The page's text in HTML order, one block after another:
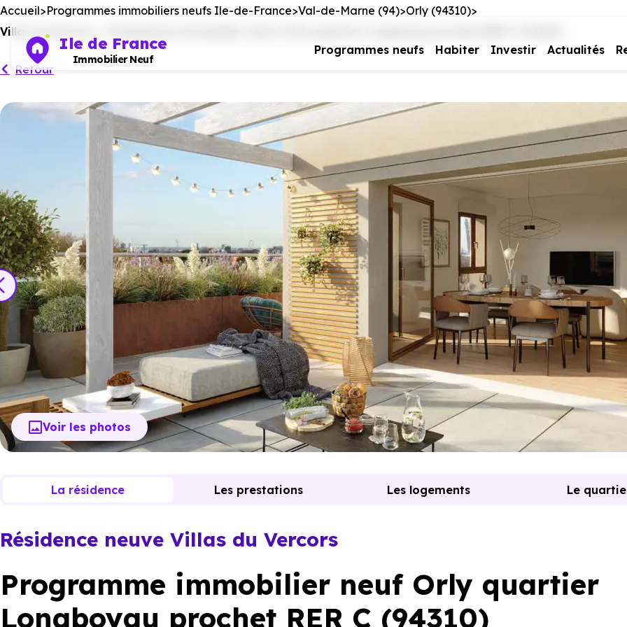
Ile de France
Immobilier Neuf
Programmes neufs Habiter Investir Actualités
Accueil Programmes immobiliers neufs Ile-de-France Val-de-Marne (94) Orly (94310)
Villas du Vercors - Programme immobilier neuf à Orly quartier Longboyau prochet RER C (94310)
Retour
Voir les photos
Résidence neuve Villas du Vercors
Programme immobilier neuf Orly quartier
Longboyau prochet RER C (94310)
La résidence Les prestations Les logements Le